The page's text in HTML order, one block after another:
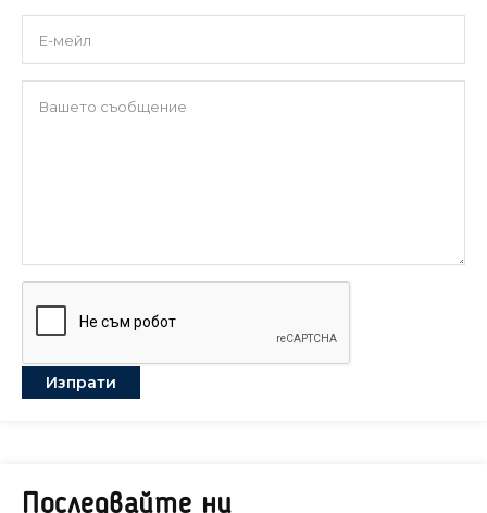
Последвайте ни